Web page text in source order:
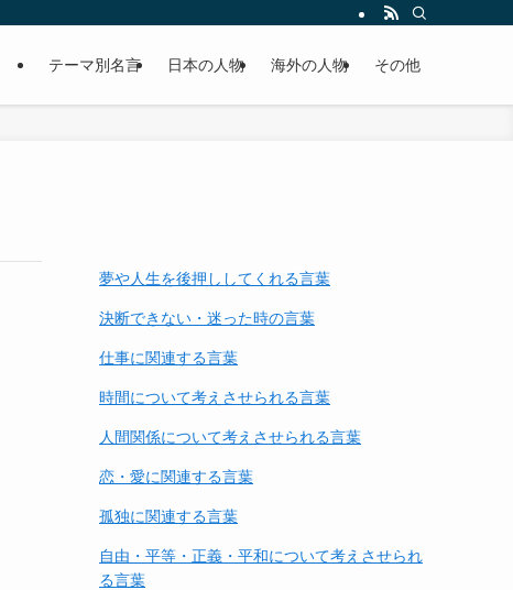
テーマ別名言 日本の人物 海外の人物 その他
夢や人生を後押ししてくれる言葉
決断できない・迷った時の言葉
仕事に関連する言葉
時間について考えさせられる言葉
人間関係について考えさせられる言葉
恋・愛に関連する言葉
孤独に関連する言葉
自由・平等・正義・平和について考えさせられ
る言葉